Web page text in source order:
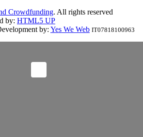
Crowdfunding. All rights reserved
by: HTML5 UP
by: Yes We Web IT07818100963